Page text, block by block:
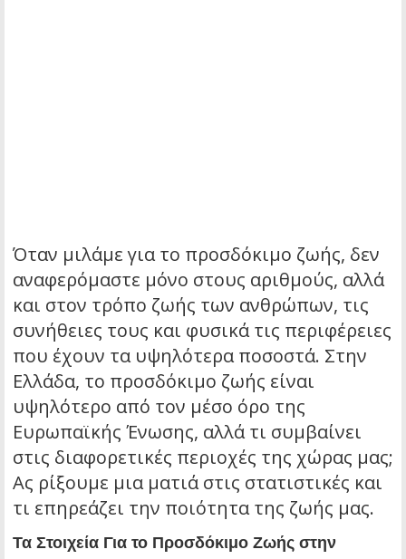
Όταν μιλάμε για το προσδόκιμο ζωής, δεν
αναφερόμαστε μόνο στους αριθμούς, αλλά
και στον τρόπο ζωής των ανθρώπων, τις
συνήθειες τους και φυσικά τις περιφέρειες
που έχουν τα υψηλότερα ποσοστά. Στην
Ελλάδα, το προσδόκιμο ζωής είναι
υψηλότερο από τον μέσο όρο της
Ευρωπαϊκής Ένωσης, αλλά τι συμβαίνει
στις διαφορετικές περιοχές της χώρας μας;
Ας ρίξουμε μια ματιά στις στατιστικές και
τι επηρεάζει την ποιότητα της ζωής μας.
Τα Στοιχεία Για το Προσδόκιμο Ζωής στην